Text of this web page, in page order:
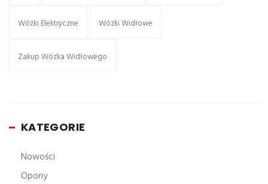
Wózki Elektryczne Wózki Widłowe
Zakup Wózka Widłowego
KATEGORIE
Nowości
Opony